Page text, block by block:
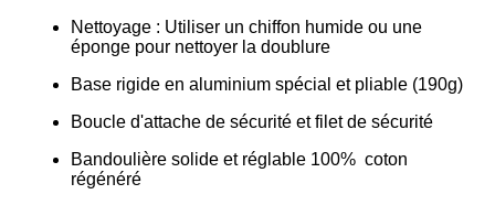
Nettoyage : Utiliser un chiffon humide ou une
éponge pour nettoyer la doublure
Base rigide en aluminium spécial et pliable (190g)
Boucle d'attache de sécurité et filet de sécurité
Bandoulière solide et réglable 100% coton
régénéré